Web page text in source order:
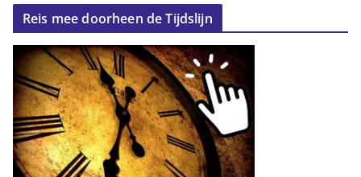
Reis mee doorheen de Tijdslijn